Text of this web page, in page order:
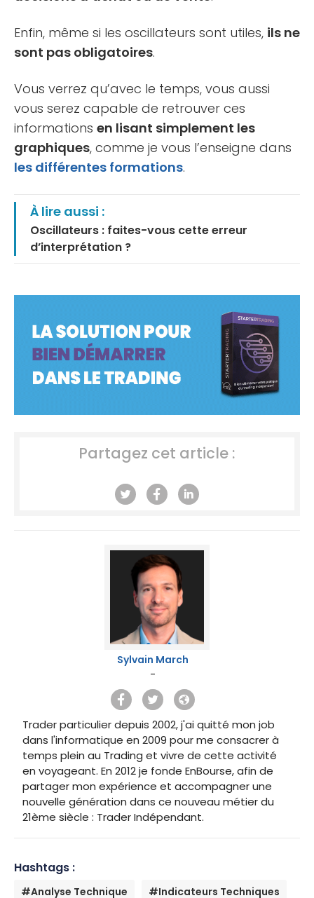
Enfin, même si les oscillateurs sont utiles, ils ne
sont pas obligatoires.
Vous verrez qu’avec le temps, vous aussi
vous serez capable de retrouver ces
informations en lisant simplement les
graphiques, comme je vous l’enseigne dans
les différentes formations.
À lire aussi :
Oscillateurs : faites-vous cette erreur
d’interprétation ?
Partagez cet article :
Sylvain March
-
Trader particulier depuis 2002, j'ai quitté mon job
dans l'informatique en 2009 pour me consacrer à
temps plein au Trading et vivre de cette activité
en voyageant. En 2012 je fonde EnBourse, afin de
partager mon expérience et accompagner une
nouvelle génération dans ce nouveau métier du
21ème siècle : Trader Indépendant.
Hashtags :
#Analyse Technique
#Indicateurs Techniques